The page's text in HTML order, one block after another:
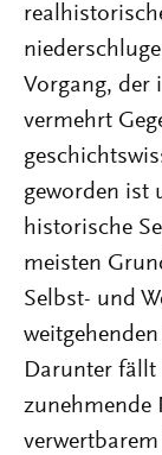
Vorgang, der
vermehrt
geworden ist
historische
meisten
Selbst- und
weitgehenden
Darunter
zunehmende